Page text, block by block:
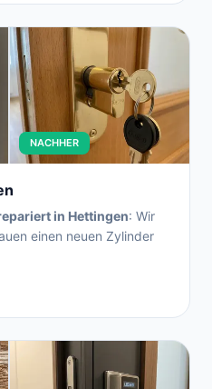
NACHHER
in Hettingen: Wir
einen neuen Zylinder